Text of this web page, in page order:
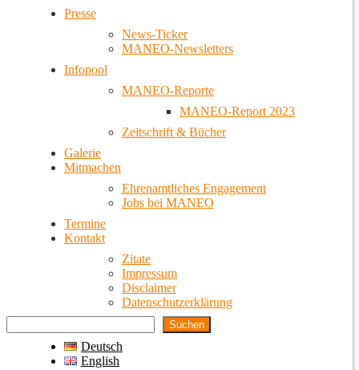
Presse
News-Ticker
MANEO-Newsletters
Infopool
MANEO-Reporte
MANEO-Report 2023
Zeitschrift & Bücher
Galerie
Mitmachen
Ehrenamtliches Engagement
Jobs bei MANEO
Termine
Kontakt
Zitate
Impressum
Disclaimer
Datenschutzerklärung
Suchen
Deutsch
English